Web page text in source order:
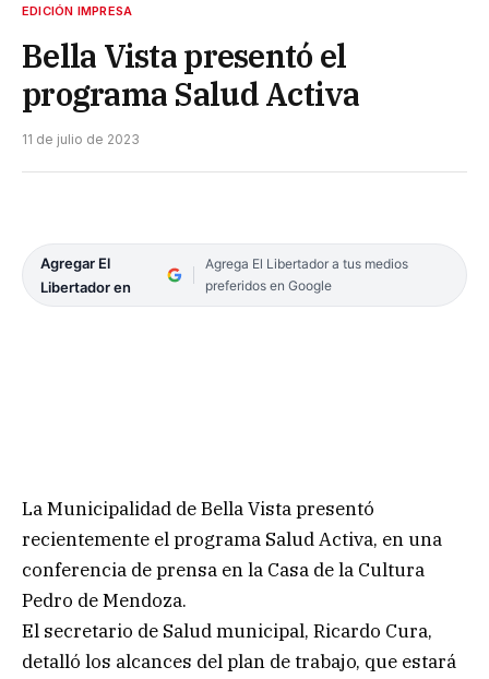
EDICIÓN IMPRESA
Bella Vista presentó el
programa Salud Activa
11 de julio de 2023
Agregar El
Libertador en
Agrega El Libertador a tus medios
preferidos en Google
La Municipalidad de Bella Vista presentó
recientemente el programa Salud Activa, en una
conferencia de prensa en la Casa de la Cultura
Pedro de Mendoza.
El secretario de Salud municipal, Ricardo Cura,
detalló los alcances del plan de trabajo, que estará